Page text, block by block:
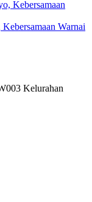
Warnai
Kelurahan